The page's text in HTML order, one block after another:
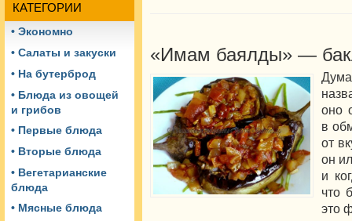
КАТЕГОРИИ
• Экономно
• Салаты и закуски
• На бутерброд
• Блюда из овощей
и грибов
• Первые блюда
• Вторые блюда
• Вегетарианские
блюда
• Мясные блюда
«Имам баялды» —
оно
в
от
он
и
что
это